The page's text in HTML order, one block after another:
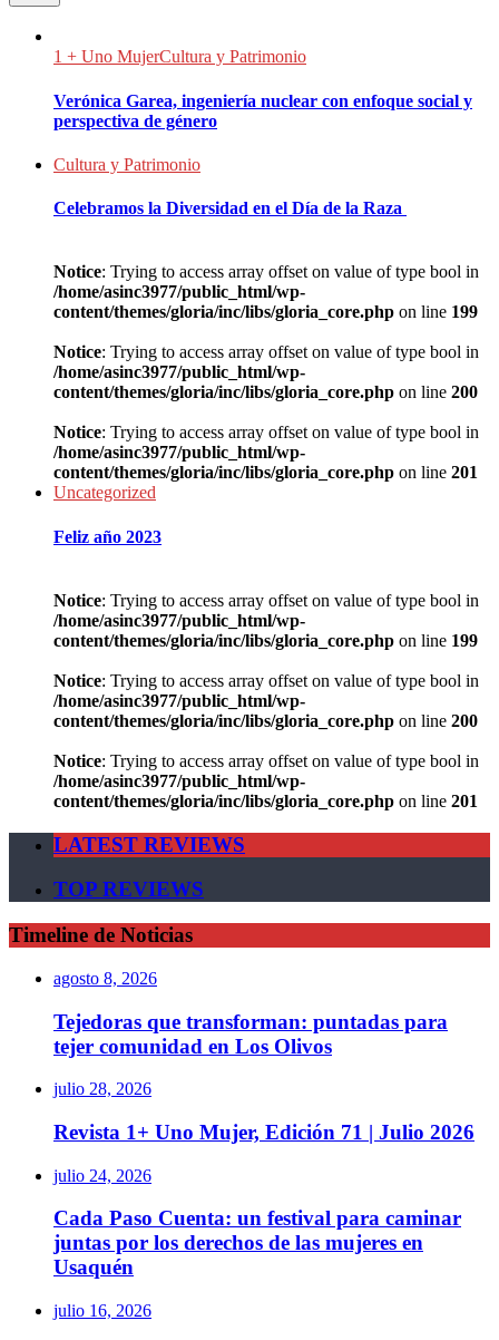
1 + Uno MujerCultura y Patrimonio
Verónica Garea, ingeniería nuclear con enfoque social y
perspectiva de género
Cultura y Patrimonio
Celebramos la Diversidad en el Día de la Raza
Notice: Trying to access array offset on value of type bool in
/home/asinc3977/public_html/wp-
content/themes/gloria/inc/libs/gloria_core.php on line 199
Notice: Trying to access array offset on value of type bool in
/home/asinc3977/public_html/wp-
content/themes/gloria/inc/libs/gloria_core.php on line 200
Notice: Trying to access array offset on value of type bool in
/home/asinc3977/public_html/wp-
content/themes/gloria/inc/libs/gloria_core.php on line 201
Uncategorized
Feliz año 2023
Notice: Trying to access array offset on value of type bool in
/home/asinc3977/public_html/wp-
content/themes/gloria/inc/libs/gloria_core.php on line 199
Notice: Trying to access array offset on value of type bool in
/home/asinc3977/public_html/wp-
content/themes/gloria/inc/libs/gloria_core.php on line 200
Notice: Trying to access array offset on value of type bool in
/home/asinc3977/public_html/wp-
content/themes/gloria/inc/libs/gloria_core.php on line 201
LATEST REVIEWS
TOP REVIEWS
Timeline de Noticias
agosto 8, 2026
Tejedoras que transforman: puntadas para
tejer comunidad en Los Olivos
julio 28, 2026
Revista 1+ Uno Mujer, Edición 71 | Julio 2026
julio 24, 2026
Cada Paso Cuenta: un festival para caminar
juntas por los derechos de las mujeres en
Usaquén
julio 16, 2026